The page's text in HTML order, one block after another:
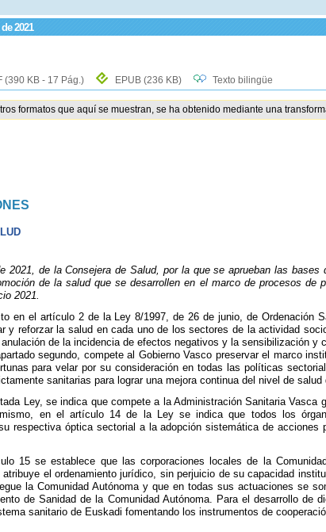
2021
(390 KB - 17 Pág.) EPUB (236 KB) Texto bilingüe
formatos que aquí se muestran, se ha obtenido mediante una
2021, de la Consejera de Salud, por la que se aprueban las
de la salud que se desarrollen en el marco de procesos
2021.
en el artículo 2 de la Ley 8/1997, de 26 de junio, de Ordenación
y reforzar la salud en cada uno de los sectores de la actividad
de la incidencia de efectos negativos y la sensibilización
segundo, compete al Gobierno Vasco preservar el marco
para velar por su consideración en todas las políticas
sanitarias para lograr una mejora continua del nivel de salud
Ley, se indica que compete a la Administración Sanitaria
en el artículo 14 de la Ley se indica que todos los
respectiva óptica sectorial a la adopción sistemática de
15 se establece que las corporaciones locales de la
el ordenamiento jurídico, sin perjuicio de su capacidad
la Comunidad Autónoma y que en todas sus actuaciones se
de Sanidad de la Comunidad Autónoma. Para el desarrollo
sanitario de Euskadi fomentando los instrumentos de